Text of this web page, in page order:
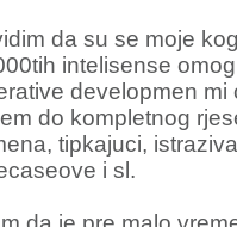
da su se moje
intelisense
developmen
do kompletnog
tipkajuci,
i sl.